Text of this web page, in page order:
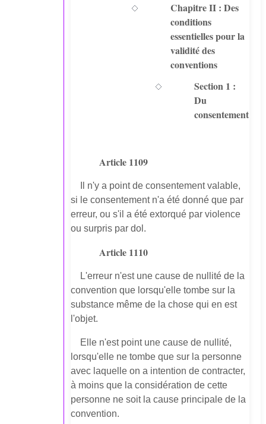
Chapitre II : Des
conditions
essentielles pour la
validité des
conventions
Section 1 :
Du
consentement
Article 1109
Il n'y a point de consentement valable,
si le consentement n'a été donné que par
erreur, ou s'il a été extorqué par violence
ou surpris par dol.
Article 1110
L'erreur n'est une cause de nullité de la
convention que lorsqu'elle tombe sur la
substance même de la chose qui en est
l'objet.
Elle n'est point une cause de nullité,
lorsqu'elle ne tombe que sur la personne
avec laquelle on a intention de contracter,
à moins que la considération de cette
personne ne soit la cause principale de la
convention.